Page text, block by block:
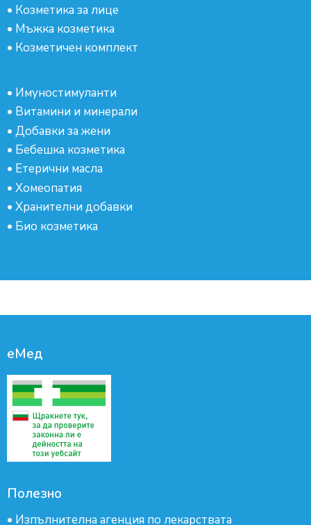
• Козметика за лице
• Мъжка козметика
• Козметичен комплект
• Имуностимуланти
• Витамини и минерали
• Добавки за жени
• Бебешка козметика
• Етерични масла
• Хомеопатия
• Хранителни добавки
• Био козметика
еМед
Полезно
• Изпълнителна агенция по лекарствата